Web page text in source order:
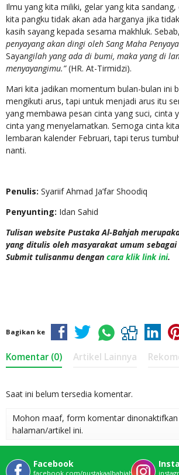
Ilmu yang kita miliki, gelar yang kita
kita pangku tidak akan ada harganya jika
kasih sayang kepada sesama makhluk. Sebab,
penyayang akan dingi oleh Sang Maha
Sayangilah yang ada di bumi, maka yang di
menyayangimu.”(HR. At-Tirmidzi).
Mari kita jadikan momentum bulan-bulan ini
mengikuti arus, tapi untuk menjadi arus itu
yang membawa pesan cinta yang suci, cinta
cinta yang menyelamatkan. Semoga cinta
lembaran kalender Februari, tapi terus
nanti.
Penulis: Syariif Ahmad Ja’far Shoodiq
Penyunting: Idan Sahid
Tulisan website Pustaka Al-Bahjah
yang ditulis oleh masyarakat umum
Submit tulisanmu dengan cara klik link ini.
Bagikan ke
Komentar (0) Artikel Lainnya
Saat ini belum tersedia komentar.
Mohon maaf, form komentar dinonaktifkan
halaman/artikel ini.
Facebook
facebook.com/pustakaalbahjahofficial